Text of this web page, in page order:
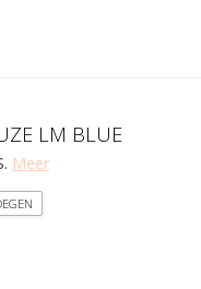
LM BLUE
Meer